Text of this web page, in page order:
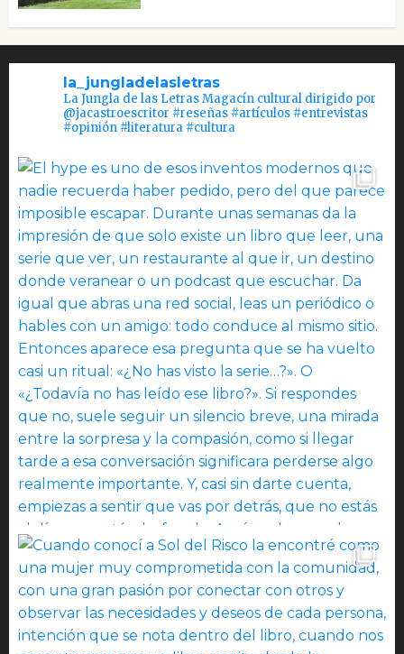
la_jungladelasletras
La Jungla de las Letras Magacín cultural dirigido por
@jacastroescritor #reseñas #artículos #entrevistas
#opinión #literatura #cultura